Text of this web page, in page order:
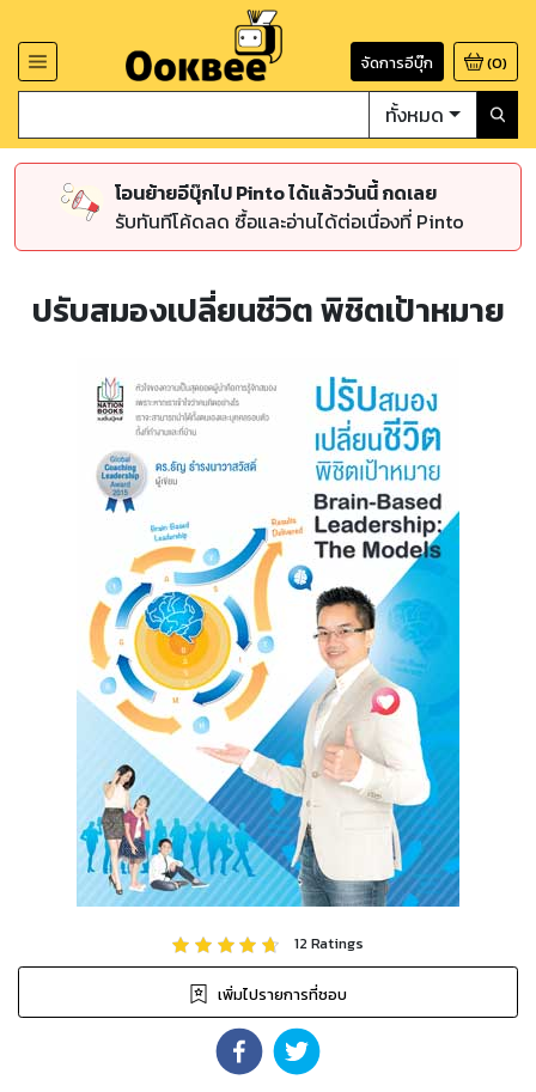
จัดการอีบุ๊ก (0)
ทั้งหมด
โอนย้ายอีบุ๊กไป Pinto ได้แล้ววันนี้ กดเลย
รับทันทีโค้ดลด ซื้อและอ่านได้ต่อเนื่องที่ Pinto
ปรับสมองเปลี่ยนชีวิต พิชิตเป้าหมาย
12Ratings
เพิ่มไปรายการที่ชอบ